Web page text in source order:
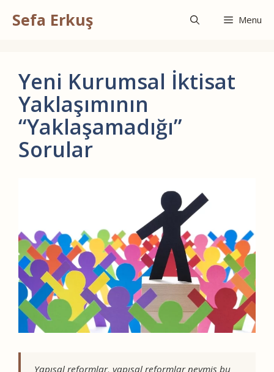
atlaSefa Erkuş Menu
Yeni Kurumsal İktisat
Yaklaşımının
“Yaklaşamadığı”
Sorular
Yapısal reformlar, yapısal reformlar neymiş bu